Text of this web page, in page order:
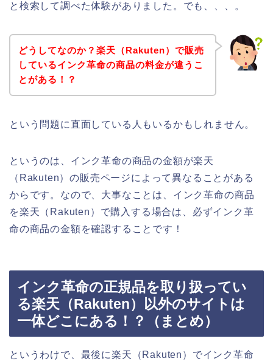
と検索して調べた体験がありました。でも、、、。
どうしてなのか？楽天（Rakuten）で販売
しているインク革命の商品の料金が違うこ
とがある！？
という問題に直面している人もいるかもしれません。
というのは、インク革命の商品の金額が楽天
（Rakuten）の販売ページによって異なることがある
からです。なので、大事なことは、インク革命の商品
を楽天（Rakuten）で購入する場合は、必ずインク革
命の商品の金額を確認することです！
インク革命の正規品を取り扱ってい
る楽天（Rakuten）以外のサイトは
一体どこにある！？（まとめ）
というわけで、最後に楽天（Rakuten）でインク革命